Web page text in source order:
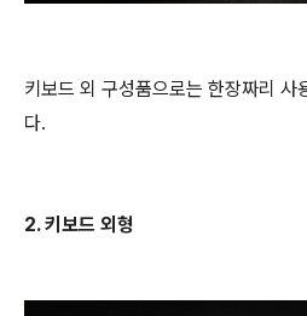
키보드 외 구성품으로는 한장짜리 사
다.
2. 키보드 외형